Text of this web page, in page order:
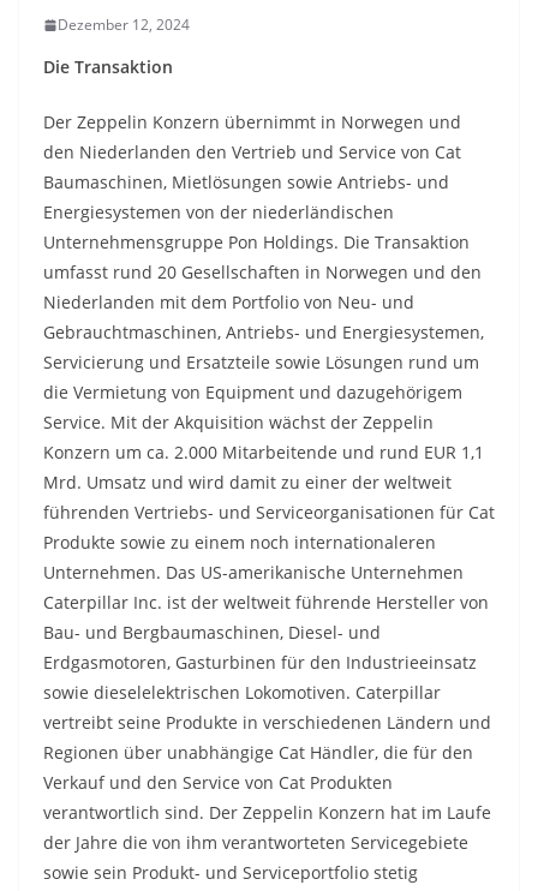
Dezember 12, 2024
Die Transaktion
Der Zeppelin Konzern übernimmt in Norwegen und
den Niederlanden den Vertrieb und Service von Cat
Baumaschinen, Mietlösungen sowie Antriebs- und
Energiesystemen von der niederländischen
Unternehmensgruppe Pon Holdings. Die Transaktion
umfasst rund 20 Gesellschaften in Norwegen und den
Niederlanden mit dem Portfolio von Neu- und
Gebrauchtmaschinen, Antriebs- und Energiesystemen,
Servicierung und Ersatzteile sowie Lösungen rund um
die Vermietung von Equipment und dazugehörigem
Service. Mit der Akquisition wächst der Zeppelin
Konzern um ca. 2.000 Mitarbeitende und rund EUR 1,1
Mrd. Umsatz und wird damit zu einer der weltweit
führenden Vertriebs- und Serviceorganisationen für Cat
Produkte sowie zu einem noch internationaleren
Unternehmen. Das US-amerikanische Unternehmen
Caterpillar Inc. ist der weltweit führende Hersteller von
Bau- und Bergbaumaschinen, Diesel- und
Erdgasmotoren, Gasturbinen für den Industrieeinsatz
sowie dieselelektrischen Lokomotiven. Caterpillar
vertreibt seine Produkte in verschiedenen Ländern und
Regionen über unabhängige Cat Händler, die für den
Verkauf und den Service von Cat Produkten
verantwortlich sind. Der Zeppelin Konzern hat im Laufe
der Jahre die von ihm verantworteten Servicegebiete
sowie sein Produkt- und Serviceportfolio stetig